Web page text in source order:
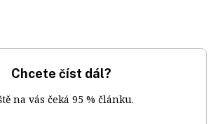
Chcete číst dál?
na vás čeká 95 % článku.